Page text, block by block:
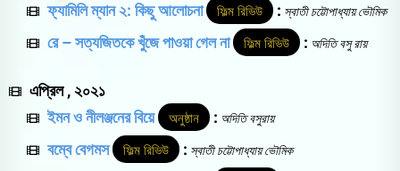
ফ্যামিলি ম্যান ২: কিছু আলোচনা ফিল্ম রিভিউ : স্বাতী চট্টোপাধ্যায় ভৌমিক
রে – সত্যজিতকে খুঁজে পাওয়া গেল না ফিল্ম রিভিউ : অদিতি বসু রায়
এপ্রিল , ২০২১
ইমন ও নীলঞ্জনের বিয়ে
অনুষ্ঠান : অদিতি বসুরায়
বম্বে বেগমস ফিল্ম রিভিউ : স্বাতী চট্টোপাধ্যায় ভৌমিক